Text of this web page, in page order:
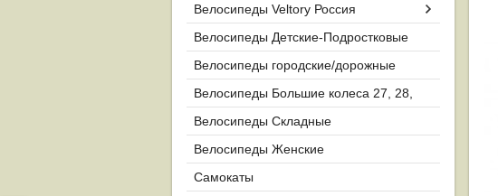
Велосипеды Veltory Россия
Велосипеды Детские-Подростковые
Велосипеды городские/дорожные
Велосипеды Большие колеса 27, 28,
29
Велосипеды Складные
Велосипеды Женские
Самокаты